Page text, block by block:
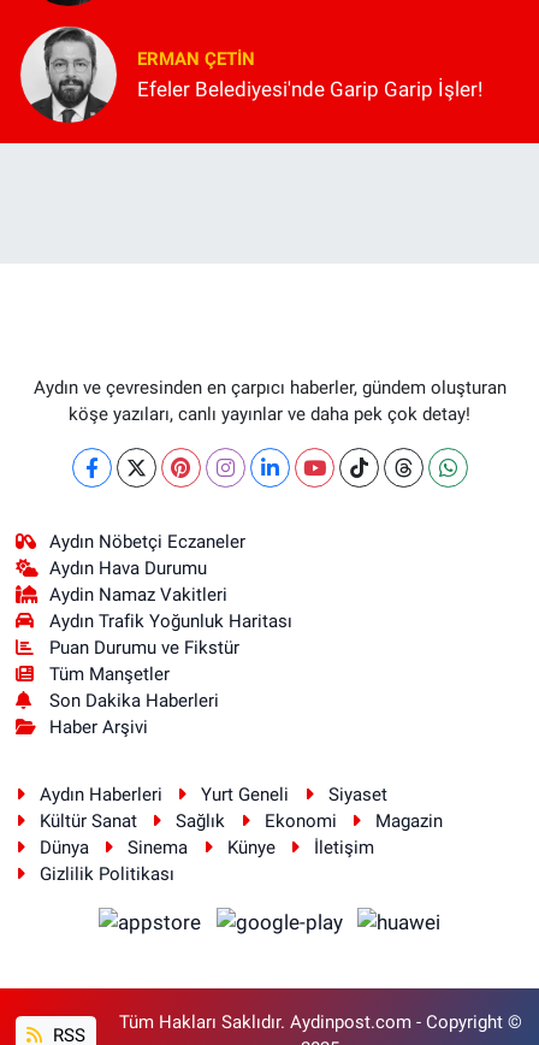
ERMAN ÇETIN
Efeler Belediyesi'nde Garip Garip İşler!
Aydın ve çevresinden en çarpıcı haberler, gündem oluşturan
köşe yazıları, canlı yayınlar ve daha pek çok detay!
Aydın Nöbetçi Eczaneler
Aydın Hava Durumu
Aydin Namaz Vakitleri
Aydın Trafik Yoğunluk Haritası
Puan Durumu ve Fikstür
Tüm Manşetler
Son Dakika Haberleri
Haber Arşivi
Aydın Haberleri Yurt Geneli
Siyaset
Kültür Sanat
Sağlık Ekonomi
Magazin
Dünya
Sinema Künye
İletişim
Gizlilik Politikası
RSS
Tüm Hakları Saklıdır. Aydinpost.com - Copyright ©